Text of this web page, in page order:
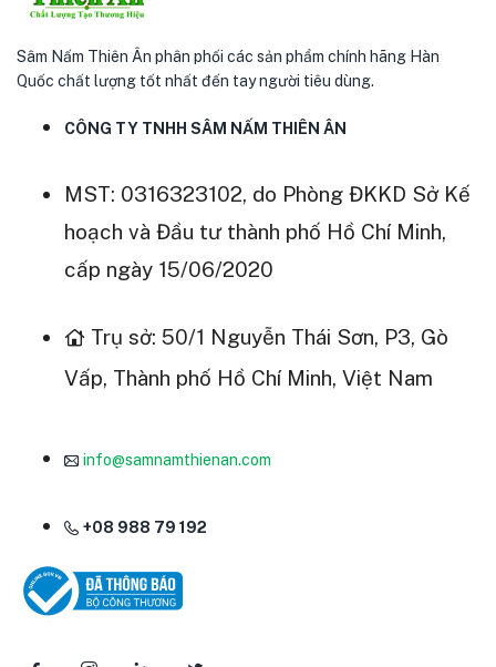
Sâm Nấm Thiên Ân phân phối các sản phẩm chính hãng Hàn
Quốc chất lượng tốt nhất đến tay người tiêu dùng.
CÔNG TY TNHH SÂM NẤM THIÊN ÂN
MST: 0316323102, do Phòng ĐKKD Sở Kế
hoạch và Đầu tư thành phố Hồ Chí Minh,
cấp ngày 15/06/2020
Trụ sở: 50/1 Nguyễn Thái Sơn, P3, Gò
Vấp, Thành phố Hồ Chí Minh, Việt Nam
info@samnamthienan.com
+08 988 79 192